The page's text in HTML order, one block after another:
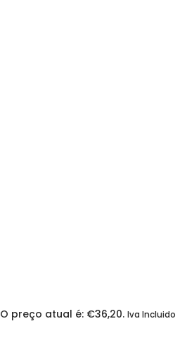
O preço atual é: €36,20. Iva Incluido